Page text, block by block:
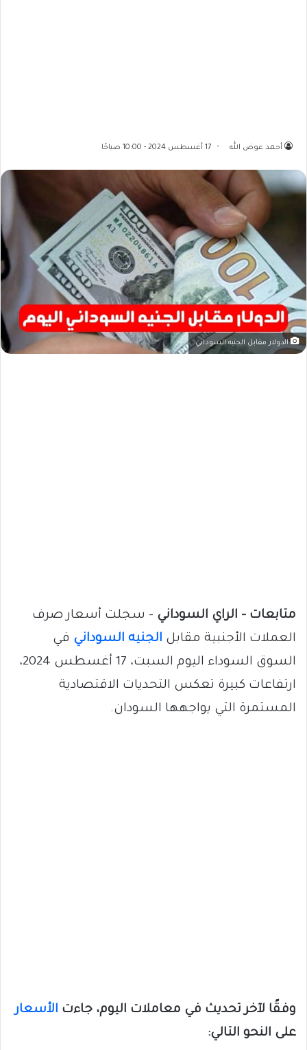
أحمد عوض الله 17 أغسطس 2024 - 10:00 صباحًا
الدولار مقابل الجنيه السوداني
متابعات – الراي السوداني – سجلت أسعار صرف
العملات الأجنبية مقابل الجنيه السوداني في
السوق السوداء اليوم السبت، 17 أغسطس 2024،
ارتفاعات كبيرة تعكس التحديات الاقتصادية
المستمرة التي يواجهها السودان.
وفقًا لآخر تحديث في معاملات اليوم، جاءت الأسعار
على النحو التالي: